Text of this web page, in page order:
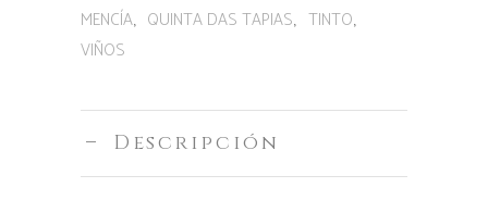
MENCÍA, QUINTA DAS TAPIAS, TINTO,
VIÑOS
Descripción